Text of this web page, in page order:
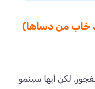
خاب من دساها)
لكن أيها سينمو